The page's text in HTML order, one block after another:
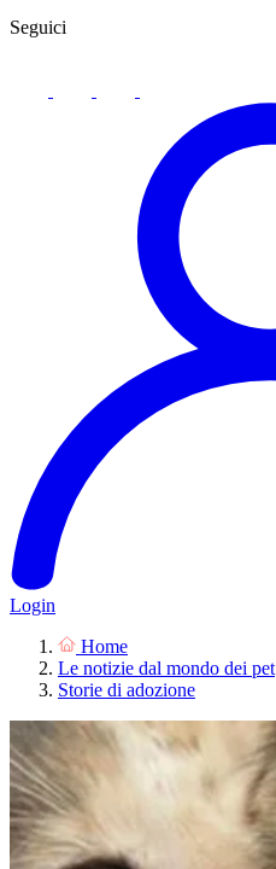
Seguici
Login
Home
Le notizie dal mondo dei pet
Storie di adozione